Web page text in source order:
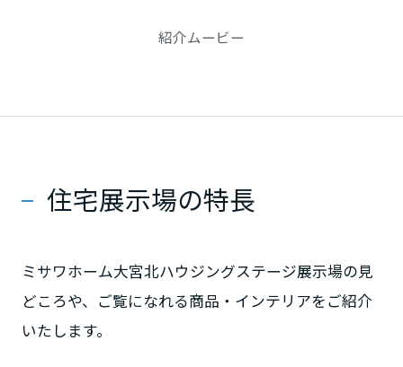
紹介ムービー
住宅展示場の特長
ミサワホーム大宮北ハウジングステージ展示場の見
どころや、ご覧になれる商品・インテリアをご紹介
いたします。
和歌山県
中国・四国エリア
鳥取県